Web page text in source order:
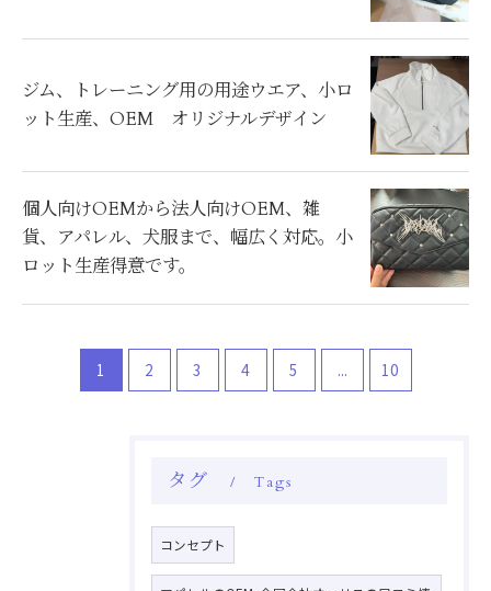
ジム、トレーニング用の用途ウエア、小ロ
ット生産、OEM オリジナルデザイン
個人向けOEMから法人向けOEM、雑
貨、アパレル、犬服まで、幅広く対応。小
ロット生産得意です。
1 2 3 4 5 ... 10
タグ Tags
コンセプト